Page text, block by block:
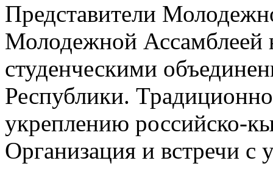
Представители
Молодежной
студенческими
Республики.
укреплению российско-
Организация и встречи с